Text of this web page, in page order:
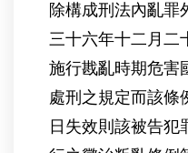
除構成刑法內亂罪
三十六年十二月二
施行戡亂時期危害
處刑之規定而該條
日失效則該被告犯